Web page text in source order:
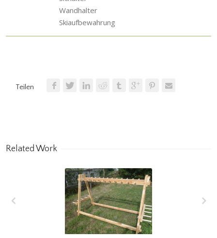
Wandhalter
Skiaufbewahrung
Teilen
Related Work
Schiständer Modell
„Holzhermann“